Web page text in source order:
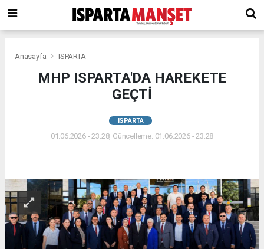
Anasayfa ISPARTA
MHP ISPARTA'DA HAREKETE
GEÇTİ
ISPARTA
01.06.2026 - 23:28, Güncelleme: 01.06.2026 - 23:28